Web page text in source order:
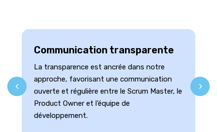
Communication transparente
La transparence est ancrée dans notre
approche, favorisant une communication
ouverte et régulière entre le Scrum Master, le
Product Owner et l’équipe de
développement.